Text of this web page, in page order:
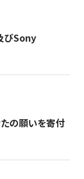
びSony
の願いを寄付